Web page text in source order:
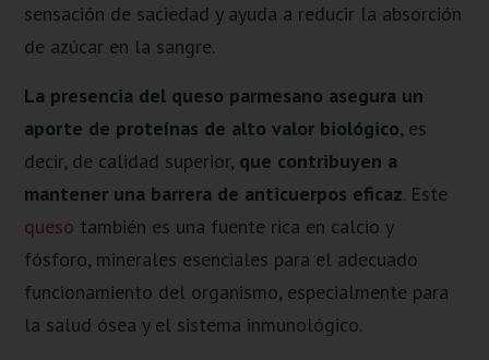
sensación de saciedad y ayuda a reducir la absorción
de azúcar en la sangre.
La presencia del queso parmesano asegura un
aporte de proteínas de alto valor biológico, es
decir, de calidad superior, que contribuyen a
mantener una barrera de anticuerpos eficaz. Este
queso también es una fuente rica en calcio y
fósforo, minerales esenciales para el adecuado
funcionamiento del organismo, especialmente para
la salud ósea y el sistema inmunológico.